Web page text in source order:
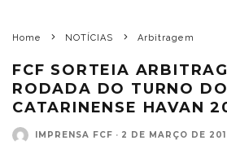
Home NOTÍCIAS Arbitragem
FCF SORTEIA
RODADA DO TURNO DO
CATARINENSE HAVAN
IMPRENSA FCF · 2 DE MARÇO DE